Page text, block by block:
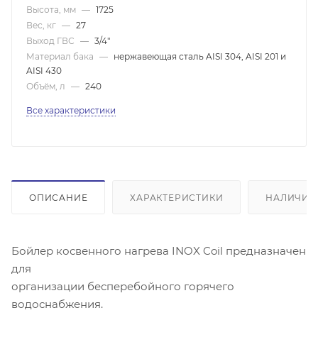
Высота, мм — 1725
Вес, кг — 27
Выход ГВС — 3/4"
Материал бака — нержавеющая сталь AISI 304, AISI 201 и
AISI 430
Объём, л — 240
Все характеристики
ОПИСАНИЕ ХАРАКТЕРИСТИКИ НАЛИЧИЕ
Бойлер косвенного нагрева INOX Coil предназначен
для
организации бесперебойного горячего
водоснабжения.